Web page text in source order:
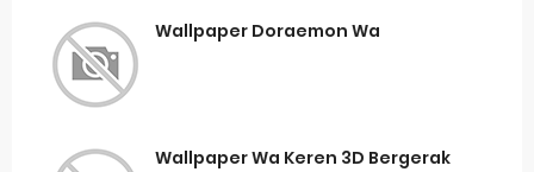
Wallpaper Doraemon Wa
Wallpaper Wa Keren 3D Bergerak